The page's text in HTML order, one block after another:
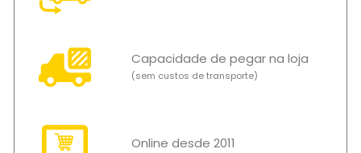
Capacidade de pegar na loja
(sem custos de transporte)
Online desde 2011